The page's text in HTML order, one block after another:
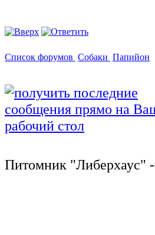
Список форумов Собаки Папийон
Питомник "Либерхаус" -